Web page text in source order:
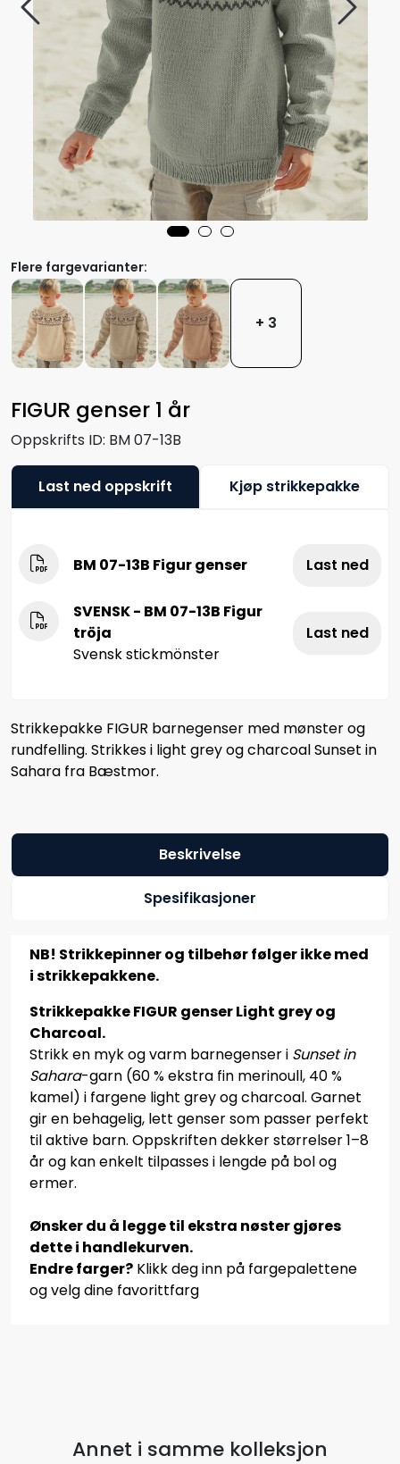
FIGUR genser 1 år
Oppskrifts ID: BM 07-13B
Flere fargevarianter:
+ 3
Last ned oppskrift Kjøp strikkepakke
BM 07-13B Figur genser Last ned
SVENSK - BM 07-13B Figur
tröja
Svensk stickmönster
Last ned
Strikkepakke FIGUR barnegenser med mønster og
rundfelling. Strikkes i light grey og charcoal Sunset in
Sahara fra Bæstmor.
Beskrivelse
Spesifikasjoner
NB! Strikkepinner og tilbehør følger ikke med
i strikkepakkene.
Strikkepakke FIGUR genser Light grey og
Charcoal.
Strikk en myk og varm barnegenser i Sunset in
Sahara-garn (60 % ekstra fin merinoull, 40 %
kamel) i fargene light grey og charcoal. Garnet
gir en behagelig, lett genser som passer perfekt
til aktive barn. Oppskriften dekker størrelser 1–8
år og kan enkelt tilpasses i lengde på bol og
ermer.
Ønsker du å legge til ekstra nøster gjøres
dette i handlekurven.
Endre farger? Klikk deg inn på fargepalettene
og velg dine favorittfarg
Annet i samme kolleksjon